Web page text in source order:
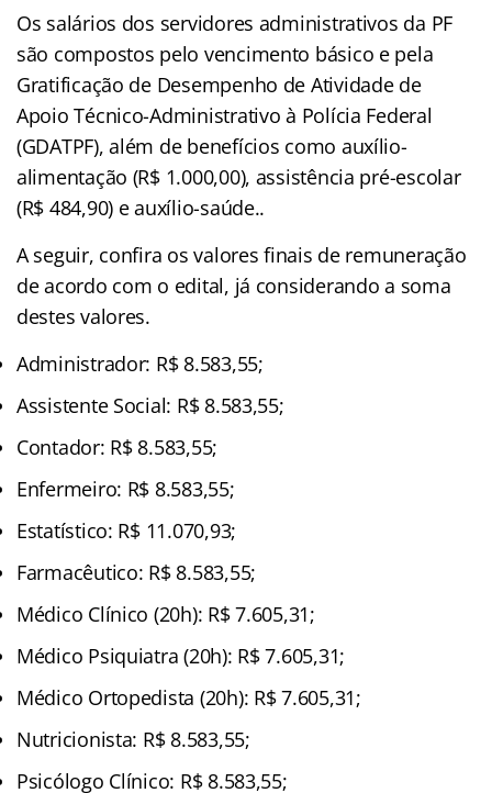
Os salários dos servidores administrativos da PF
são compostos pelo vencimento básico e pela
Gratificação de Desempenho de Atividade de
Apoio Técnico-Administrativo à Polícia Federal
(GDATPF), além de benefícios como auxílio-
alimentação (R$ 1.000,00), assistência pré-escolar
(R$ 484,90) e auxílio-saúde..
A seguir, confira os valores finais de remuneração
de acordo com o edital, já considerando a soma
destes valores.
Administrador: R$ 8.583,55;
Assistente Social: R$ 8.583,55;
Contador: R$ 8.583,55;
Enfermeiro: R$ 8.583,55;
Estatístico: R$ 11.070,93;
Farmacêutico: R$ 8.583,55;
Médico Clínico (20h): R$ 7.605,31;
Médico Psiquiatra (20h): R$ 7.605,31;
Médico Ortopedista (20h): R$ 7.605,31;
Nutricionista: R$ 8.583,55;
Psicólogo Clínico: R$ 8.583,55;